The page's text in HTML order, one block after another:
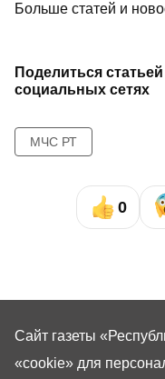
Больше статей и
Поделиться
социальных сетях
МЧС РТ
0
Сайт газеты
«cookie» для